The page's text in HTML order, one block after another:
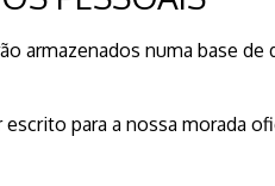
armazenados numa base de
para a nossa morada